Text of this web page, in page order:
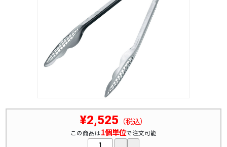
¥2,525 （税込）
この商品は1個単位で注文可能